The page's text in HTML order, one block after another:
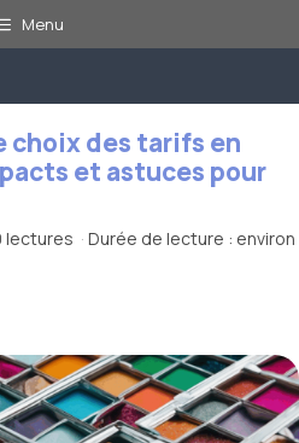
Menu
choix des tarifs en
et astuces pour
lectures · Durée de lecture : environ